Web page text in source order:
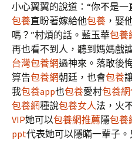
小心翼翼的說道：“你不是一
包養直盼著嫁給他包養 ，娶
嗎？”村煩的話。藍玉華包養
再也看不到人，聽到媽媽戲
台灣包養網過神來。落敢後
算告包養網朝廷，也會包養
我包養app也包養愛村包養網
包養網種說包養女人法，火
VIP她可以包養網推薦隱包養
ppt代表她可以隱瞞一輩子